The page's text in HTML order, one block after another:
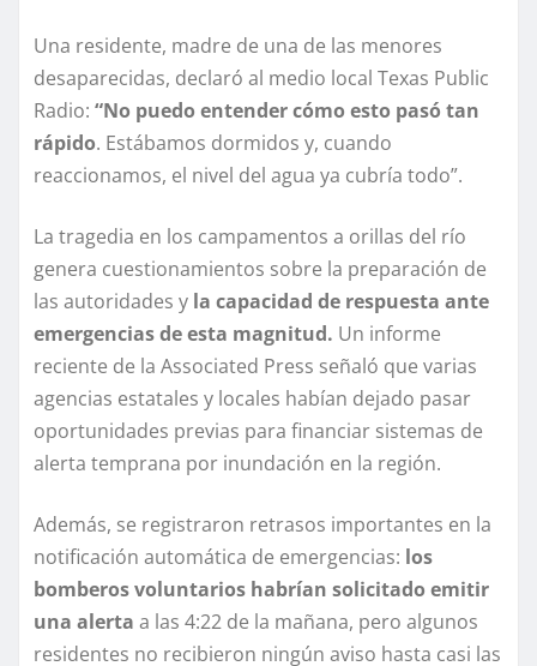
Una residente, madre de una de las menores
desaparecidas, declaró al medio local Texas Public
Radio: “No puedo entender cómo esto pasó tan
rápido. Estábamos dormidos y, cuando
reaccionamos, el nivel del agua ya cubría todo”.
La tragedia en los campamentos a orillas del río
genera cuestionamientos sobre la preparación de
las autoridades y la capacidad de respuesta ante
emergencias de esta magnitud. Un informe
reciente de la Associated Press señaló que varias
agencias estatales y locales habían dejado pasar
oportunidades previas para financiar sistemas de
alerta temprana por inundación en la región.
Además, se registraron retrasos importantes en la
notificación automática de emergencias: los
bomberos voluntarios habrían solicitado emitir
una alerta a las 4:22 de la mañana, pero algunos
residentes no recibieron ningún aviso hasta casi las